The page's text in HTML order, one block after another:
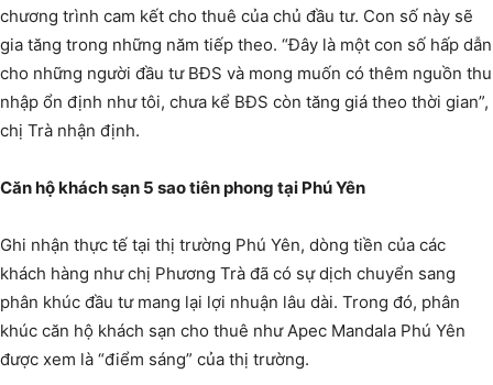
chương trình cam kết cho thuê của chủ đầu tư. Con số này sẽ
gia tăng trong những năm tiếp theo. “Đây là một con số hấp dẫn
cho những người đầu tư BĐS và mong muốn có thêm nguồn thu
nhập ổn định như tôi, chưa kể BĐS còn tăng giá theo thời gian”,
chị Trà nhận định.
Căn hộ khách sạn 5 sao tiên phong tại Phú Yên
Ghi nhận thực tế tại thị trường Phú Yên, dòng tiền của các
khách hàng như chị Phương Trà đã có sự dịch chuyển sang
phân khúc đầu tư mang lại lợi nhuận lâu dài. Trong đó, phân
khúc căn hộ khách sạn cho thuê như Apec Mandala Phú Yên
được xem là “điểm sáng” của thị trường.